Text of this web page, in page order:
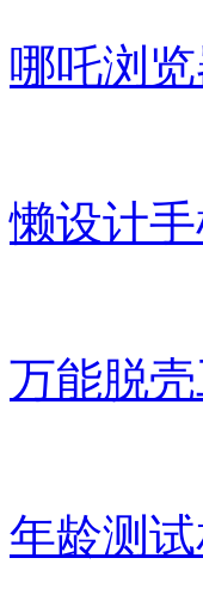
哪吒浏
懒设计
万能脱
年龄测